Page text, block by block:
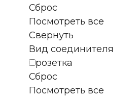
Сброс
Посмотреть все
Свернуть
Вид соединителя
розетка
Сброс
Посмотреть все